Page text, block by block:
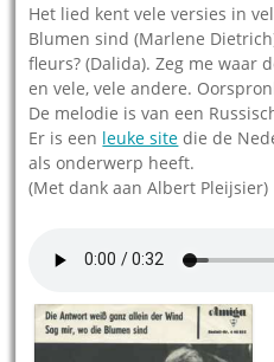
Het lied kent vele versies in
Blumen sind (Marlene
fleurs? (Dalida). Zeg me waar
en vele, vele andere.
De melodie is van een
Er is een leuke site die de
als onderwerp heeft.
(Met dank aan Albert Pleijsier)